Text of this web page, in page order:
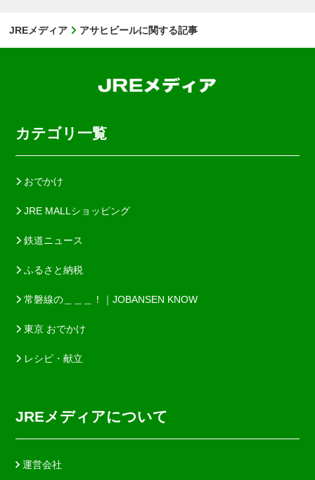
JREメディア アサヒビールに関する記事
カテゴリ一覧
おでかけ
JRE MALLショッピング
鉄道ニュース
ふるさと納税
常磐線の＿＿＿！｜JOBANSEN KNOW
東京 おでかけ
レシピ・献立
JREメディアについて
運営会社